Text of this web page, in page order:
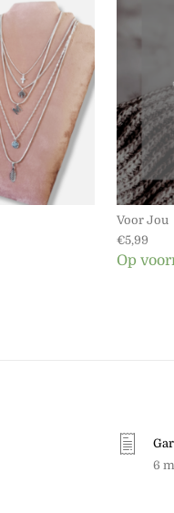
Voor Jou
€5,99
Op
6